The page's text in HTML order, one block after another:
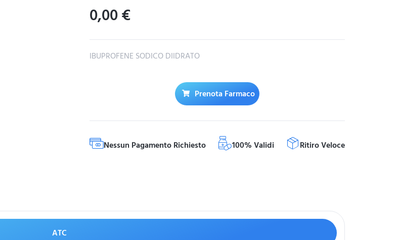
0,00€
IBUPROFENE SODICO DIIDRATO
Prenota Farmaco
Nessun Pagamento Richiesto 100% Validi Ritiro Veloce
ATC